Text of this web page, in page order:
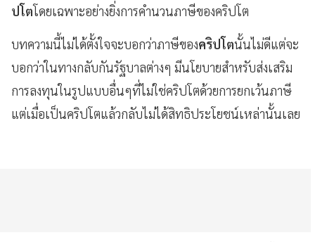
ปโตโดยเฉพาะอย่างยิ่งการคำนวนภาษีของคริปโต
บทความนี้ไม่ได้ตั้งใจจะบอกว่าภาษีของคริปโตนั้นไม่ดีแต่จะ
บอกว่าในทางกลับกันรัฐบาลต่างๆ มีนโยบายสำหรับส่งเสริม
การลงทุนในรูปแบบอื่นๆที่ไม่ใช่คริปโตด้วยการยกเว้นภาษี
แต่เมื่อเป็นคริปโตแล้วกลับไม่ได้สิทธิประโยชน์เหล่านั้นเลย